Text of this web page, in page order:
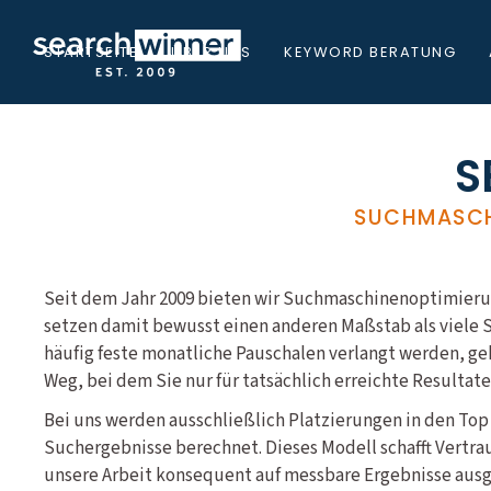
STARTSEITE ÜBER UNS KEYWORD BERATUNG
Seit dem Jahr 2009 bieten wir
setzen damit bewusst einen anderen Maßstab als viele
häufig feste monatliche Pauschalen verlangt werden,
Weg, bei dem Sie nur für tatsächlich erreichte
Bei uns werden ausschließlich Platzierungen in den Top
Suchergebnisse berechnet. Dieses Modell schafft
unsere Arbeit konsequent auf messbare Ergebnisse